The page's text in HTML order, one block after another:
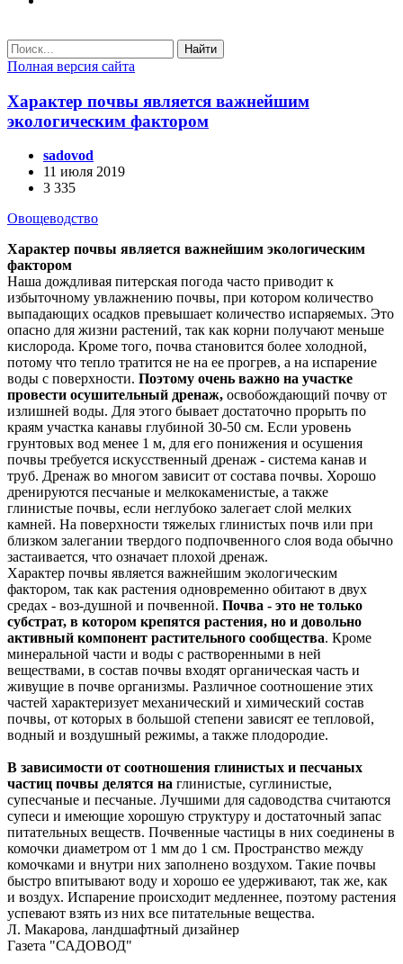
Найти
Полная версия сайта
Характер почвы является важнейшим
экологическим фактором
sadovod
11 июля 2019
3 335
Овощеводство
Характер почвы является важнейшим экологическим
фактором
Наша дождливая питерская погода часто приводит к
избыточному увлажнению почвы, при котором количество
выпадающих осадков превышает количество испаряемых. Это
опасно для жизни растений, так как корни получают меньше
кислорода. Кроме того, почва становится более холодной,
потому что тепло тратится не на ее прогрев, а на испарение
воды с поверхности. Поэтому очень важно на участке
провести осушительный дренаж, освобождающий почву от
излишней воды. Для этого бывает достаточно прорыть по
краям участка канавы глубиной 30-50 см. Если уровень
грунтовых вод менее 1 м, для его понижения и осушения
почвы требуется искусственный дренаж - система канав и
труб. Дренаж во многом зависит от состава почвы. Хорошо
дренируются песчаные и мелкокаменистые, а также
глинистые почвы, если неглубоко залегает слой мелких
камней. На поверхности тяжелых глинистых почв или при
близком залегании твердого подпочвенного слоя вода обычно
застаивается, что означает плохой дренаж.
Характер почвы является важнейшим экологическим
фактором, так как растения одновременно обитают в двух
средах - воз-душной и почвенной. Почва - это не только
субстрат, в котором крепятся растения, но и довольно
активный компонент растительного сообщества. Кроме
минеральной части и воды с растворенными в ней
веществами, в состав почвы входят органическая часть и
живущие в почве организмы. Различное соотношение этих
частей характеризует механический и химический состав
почвы, от которых в большой степени зависят ее тепловой,
водный и воздушный режимы, а также плодородие.
В зависимости от соотношения глинистых и песчаных
частиц почвы делятся на глинистые, суглинистые,
супесчаные и песчаные. Лучшими для садоводства считаются
супеси и имеющие хорошую структуру и достаточный запас
питательных веществ. Почвенные частицы в них соединены в
комочки диаметром от 1 мм до 1 см. Пространство между
комочками и внутри них заполнено воздухом. Такие почвы
быстро впитывают воду и хорошо ее удерживают, так же, как
и воздух. Испарение происходит медленнее, поэтому растения
успевают взять из них все питательные вещества.
Л. Макарова, ландшафтный дизайнер
Газета "САДОВОД"